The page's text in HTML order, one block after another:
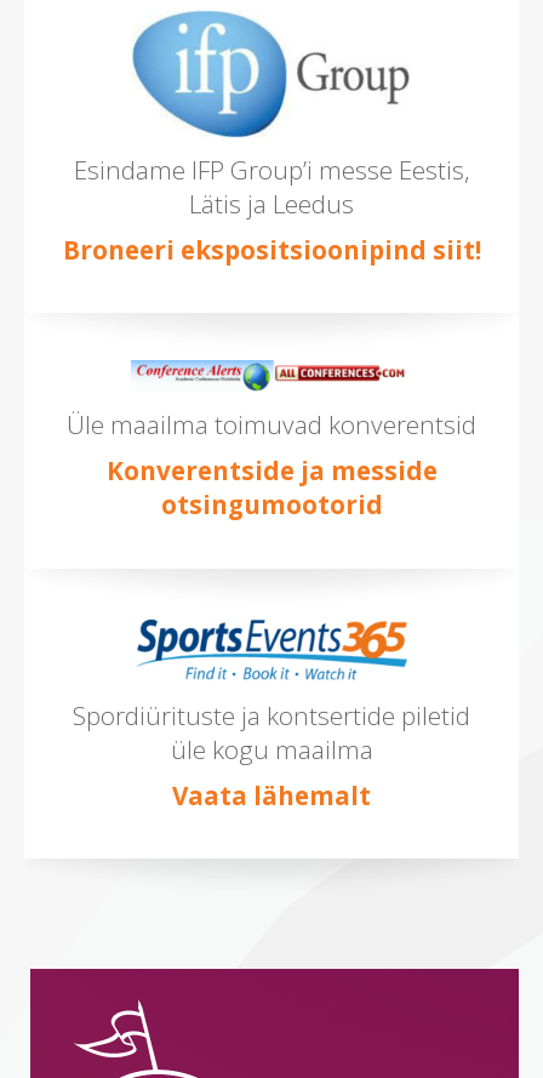
Esindame IFP Group’i messe Eestis,
Lätis ja Leedus
Broneeri ekspositsioonipind siit!
Üle maailma toimuvad konverentsid
Konverentside ja messide
otsingumootorid
Spordiürituste ja kontsertide piletid
üle kogu maailma
Vaata lähemalt